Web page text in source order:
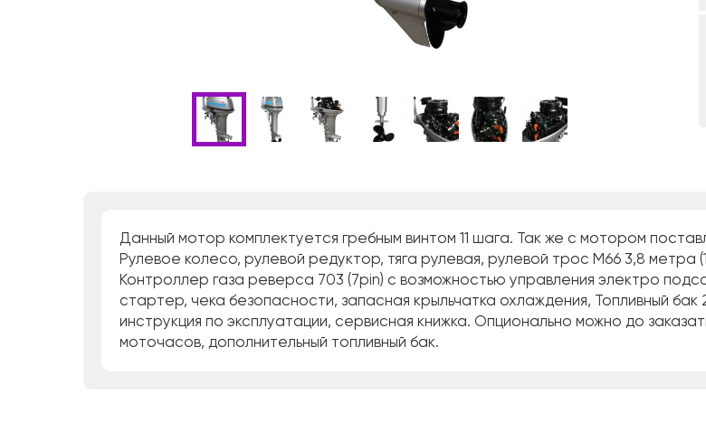
Данный мотор комплектуется гребным винтом 11 шага. Так же с мотором
Рулевое колесо, рулевой редуктор, тяга рулевая, рулевой трос М66 3,8 метра
Контроллер газа реверса 703 (7pin) с возможностью управления электро
стартер, чека безопасности, запасная крыльчатка охлаждения, Топливный
инструкция по эксплуатации, сервисная книжка. Опционально можно до
моточасов, дополнительный топливный бак.